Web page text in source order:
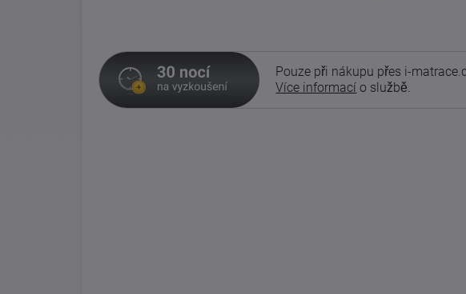
Pouze při nákupu přes i-
Více informací o službě.